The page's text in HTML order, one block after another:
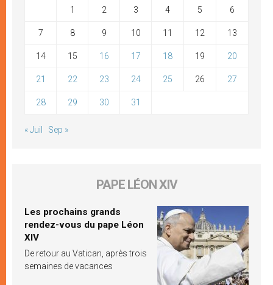
1 2 3 4 5 6
7 8 9 10 11 12 13
14 15 16 17 18 19 20
21 22 23 24 25 26 27
28 29 30 31
« Juil Sep »
PAPE LÉON XIV
Les prochains grands
rendez-vous du pape Léon
XIV
De retour au Vatican, après trois
semaines de vacances